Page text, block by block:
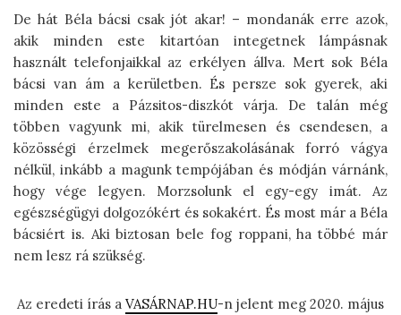
De hát Béla bácsi csak jót akar! – mondanák erre azok,
akik minden este kitartóan integetnek lámpásnak
használt telefonjaikkal az erkélyen állva. Mert sok Béla
bácsi van ám a kerületben. És persze sok gyerek, aki
minden este a Pázsitos-diszkót várja. De talán még
többen vagyunk mi, akik türelmesen és csendesen, a
közösségi érzelmek megerőszakolásának forró vágya
nélkül, inkább a magunk tempójában és módján várnánk,
hogy vége legyen. Morzsolunk el egy-egy imát. Az
egészségügyi dolgozókért és sokakért. És most már a Béla
bácsiért is. Aki biztosan bele fog roppani, ha többé már
nem lesz rá szükség.
Az eredeti írás a VASÁRNAP.HU-n jelent meg 2020. május